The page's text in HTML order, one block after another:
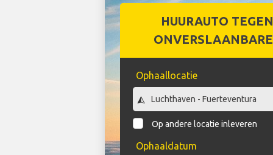
HUURAUTO
Ophaallocatie
Op andere locatie inleveren
Ophaaldatum